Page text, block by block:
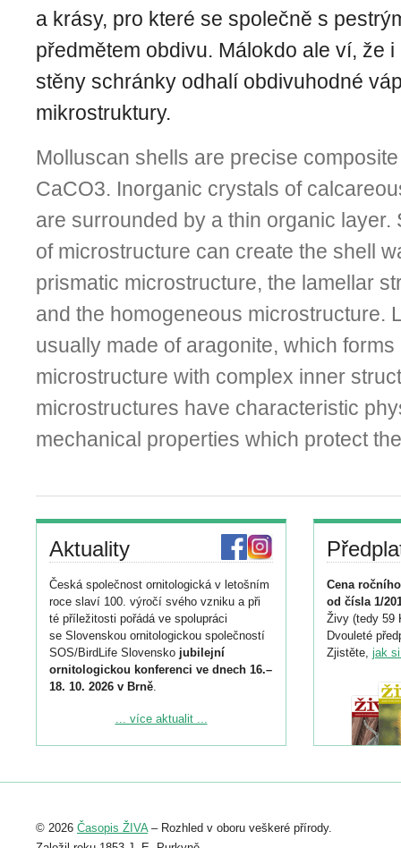
a krásy, pro které se společně s
předmětem obdivu. Málokdo ale ví, že
stěny schránky odhalí obdivuhodné
mikrostruktury.
Molluscan shells are precise
CaCO3. Inorganic crystals of
are surrounded by a thin organic layer.
of microstructure can create the shell
prismatic microstructure, the lamellar
and the homogeneous microstructure.
usually made of aragonite, which
microstructure with complex inner
microstructures have characteristic
mechanical properties which protect
Aktuality
Česká společnost ornitologická v letošním
roce slaví 100. výročí svého vzniku a při
té příležitosti pořádá ve spolupráci
se Slovenskou ornitologickou společností
SOS/BirdLife Slovensko jubilejní
ornitologickou konferenci ve dnech 16.–
18. 10. 2026 v Brně.
Podrobnější informace ke konferenci
Registrovat se můžete do 6. září.
abstraktu přihlášené přednášky nebo
... více aktualit ...
Cena
od čísla 1/
Živy (tedy 59
Dvouleté
Zjistěte, jak
© 2026 Časopis ŽIVA– Rozhled v oboru veškeré přírody.